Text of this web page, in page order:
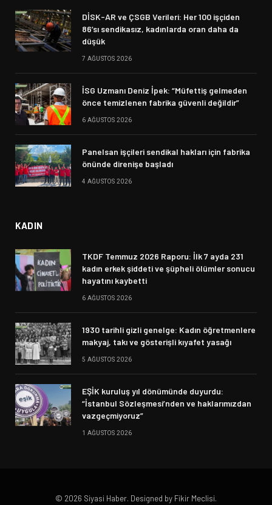
DİSK-AR ve ÇSGB Verileri: Her 100 işçiden
86’sı sendikasız, kadınlarda oran daha da
düşük
7 AĞUSTOS 2026
İSG Uzmanı Deniz İpek: “Müfettiş gelmeden
önce temizlenen fabrika güvenli değildir”
6 AĞUSTOS 2026
Panelsan işçileri sendikal hakları için fabrika
önünde direnişe başladı
4 AĞUSTOS 2026
KADIN
TKDF Temmuz 2026 Raporu: İlk 7 ayda 231
kadın erkek şiddeti ve şüpheli ölümler sonucu
hayatını kaybetti
6 AĞUSTOS 2026
1930 tarihli gizli genelge: Kadın öğretmenlere
makyaj, takı ve gösterişli kıyafet yasağı
5 AĞUSTOS 2026
EŞİK kuruluş yıl dönümünde duyurdu:
“İstanbul Sözleşmesi’nden ve haklarımızdan
vazgeçmiyoruz”
1 AĞUSTOS 2026
© 2026 Siyasi Haber. Designed by Fikir Meclisi.